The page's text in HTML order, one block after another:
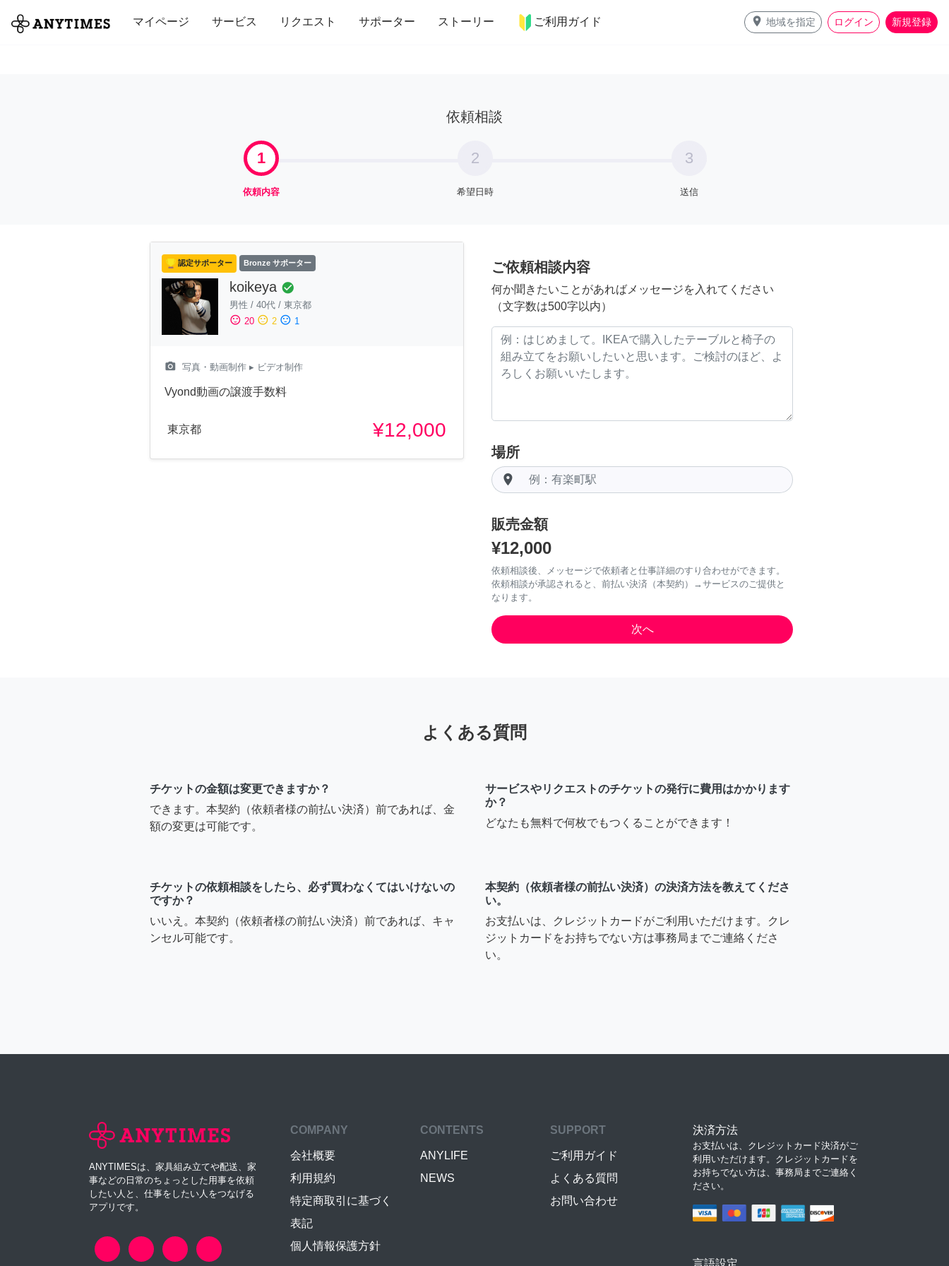
マイページ サービス リクエスト サポーター ストーリー ご利用ガイド place 地域を指定 ログイン 新規登録
全て 修理・組立 家事 引っ越し インテリア 趣味・習い事 ペット 料理
依頼相談
1
依頼内容
2
希望日時
3
送信
認定サポーター Bronze サポーター
koikeya check_circle
男性 / 40代 / 東京都
sentiment_satisfied 20 sentiment_neutral 2 sentiment_dissatisfied 1
camera_alt 写真・動画制作 ▸ ビデオ制作
Vyond動画の譲渡手数料
東京都 ¥12,000
ご依頼相談内容
何か聞きたいことがあればメッセージを入れてください
（文字数は500字以内）
場所
room
販売金額
¥12,000
依頼相談後、メッセージで依頼者と仕事詳細のすり合わせができます。
依頼相談が承認されると、前払い決済（本契約）→サービスのご提供と
なります。
よくある質問
チケットの金額は変更できますか？
できます。本契約（依頼者様の前払い決済）前であれば、金
額の変更は可能です。
サービスやリクエストのチケットの発行に費用はかかります
か？
どなたも無料で何枚でもつくることができます！
チケットの依頼相談をしたら、必ず買わなくてはいけないの
ですか？
いいえ。本契約（依頼者様の前払い決済）前であれば、キャ
ンセル可能です。
本契約（依頼者様の前払い決済）の決済方法を教えてくださ
い。
お支払いは、クレジットカードがご利用いただけます。クレ
ジットカードをお持ちでない方は事務局までご連絡くださ
い。
ANYTIMESは、家具組み立てや配送、家
事などの日常のちょっとした用事を依頼
したい人と、仕事をしたい人をつなげる
アプリです。
COMPANY
会社概要
利用規約
特定商取引に基づく
表記
個人情報保護方針
CONTENTS
ANYLIFE
NEWS
SUPPORT
ご利用ガイド
よくある質問
お問い合わせ
決済方法
お支払いは、クレジットカード決済がご
利用いただけます。クレジットカードを
お持ちでない方は、事務局までご連絡く
ださい。
言語設定